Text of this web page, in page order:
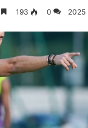
0
193